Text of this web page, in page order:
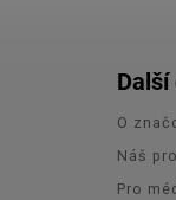
Další
O
Náš
Pro